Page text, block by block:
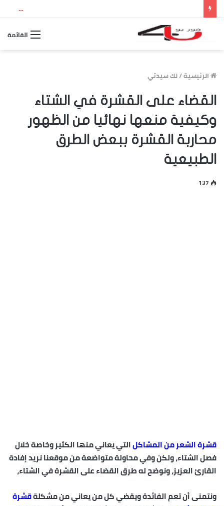
نتيجة الثانوية العامة 2026 بالاسم ورقم الجلوس.. استعلم الآن عن درجاتك والمجموع الكلي
القائمة
الرئيسية/لك سيدتي
القضاء على القشرة في الشتاء
وكيفية منعها نهائيا من الظهور
محاربة القشرة ببعض الطرق
الطبيعية
137
قشرة الشعر من المشاكلالتي يعاني منها الكثير وخاصة خلال
فصل الشتاء، ولكن وفي محاولة متواضعة من موقعنا نريد إفادة
القارئ العزيز، ونوضح له طرق القضاء على القشرة في الشتاء،
ونتمنى أن تعم الفائدة ويقضي كل من يعاني من مشكلةقشرة